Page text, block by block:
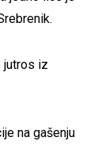
jutros iz
na gašenju